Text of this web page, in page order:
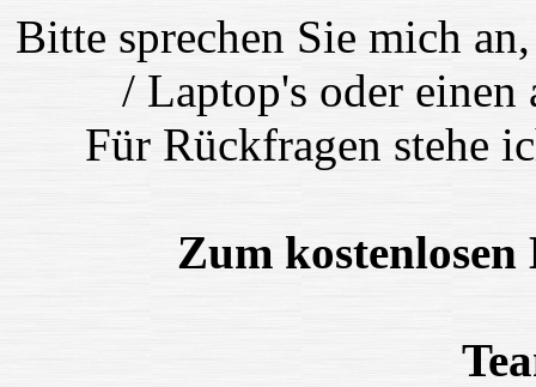
Bitte sprechen Sie mich
/ Laptop's oder einen
Für Rückfragen stehe
Zum